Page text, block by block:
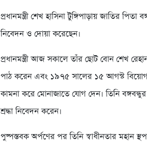
প্রধানমন্ত্রী শেখ হাসিনা টুঙ্গিপাড়ায় জাতির
নিবেদন ও দোয়া করেছেন।
প্রধানমন্ত্রী আজ সকালে তাঁর ছোট বোন শেখ
পাঠ করেন এবং ১৯৭৫ সালের ১৫ আগস্ট
কামনা করে মোনাজাতে যোগ দেন। তিনি
শ্রদ্ধা নিবেদন করেন।
পুষ্পস্তবক অর্পণের পর তিনি স্বাধীনতার মহান